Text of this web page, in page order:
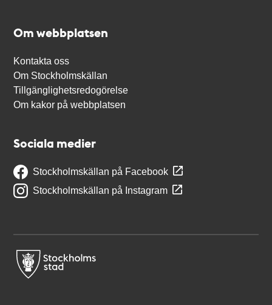
Om webbplatsen
Kontakta oss
Om Stockholmskällan
Tillgänglighetsredogörelse
Om kakor på webbplatsen
Sociala medier
Stockholmskällan på Facebook
Stockholmskällan på Instagram